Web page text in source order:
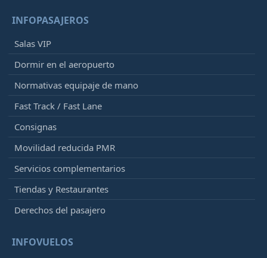
INFOPASAJEROS
Salas VIP
Dormir en el aeropuerto
Normativas equipaje de mano
Fast Track / Fast Lane
Consignas
Movilidad reducida PMR
Servicios complementarios
Tiendas y Restaurantes
Derechos del pasajero
INFOVUELOS